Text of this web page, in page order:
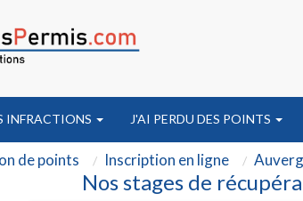
INFRACTIONS J'AI PERDU DES POINTS
de points Inscription en ligne
Nos stages de